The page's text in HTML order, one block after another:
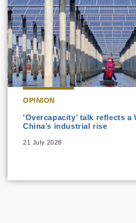
OPINION
'Overcapacity’ talk reflects a
China’s industrial rise
21 July 2026